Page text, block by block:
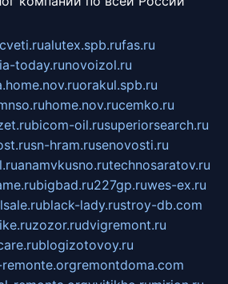
alutex.spb.rufas.ru
today.runovoizol.ru
orakul.spb.ru
home.nov.rucemko.ru
bicom-oil.rusuperiorsearch.ru
sn-hram.rusenovosti.ru
anamvkusno.rutechnosaratov.ru
bigbad.ru227gp.ruwes-ex.ru
black-lady.rustroy-db.com
zozor.rudvigremont.ru
blogizotovoy.ru
remontdoma.com